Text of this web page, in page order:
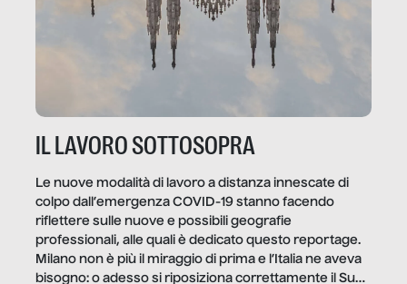
IL LAVORO SOTTOSOPRA
Le nuove modalità di lavoro a distanza innescate di
colpo dall’emergenza COVID-19 stanno facendo
riflettere sulle nuove e possibili geografie
professionali, alle quali è dedicato questo reportage.
Milano non è più il miraggio di prima e l’Italia ne aveva
bisogno: o adesso si riposiziona correttamente il Sud